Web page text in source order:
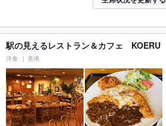
駅の見えるレストラン＆カフェ KOERU
洋食 美瑛